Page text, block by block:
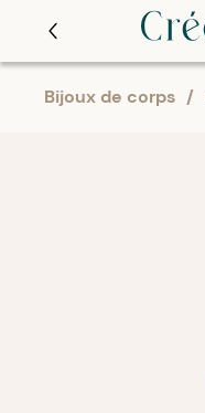
Bijoux de corps /